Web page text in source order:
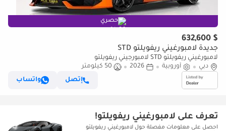
حصري
$ 632,600
جديدة لامبورغيني ريفويلتو STD
لامبورغيني ريفويلتو STD لامبورجيني ريفويلتو
دبي
أوروبية 2026
50 كيلومتر
إتصل
واتساب
تعرف على لامبورغيني ريفويلتو!
احصل على معلومات مفصلة حول لامبورغيني ريفويلتو